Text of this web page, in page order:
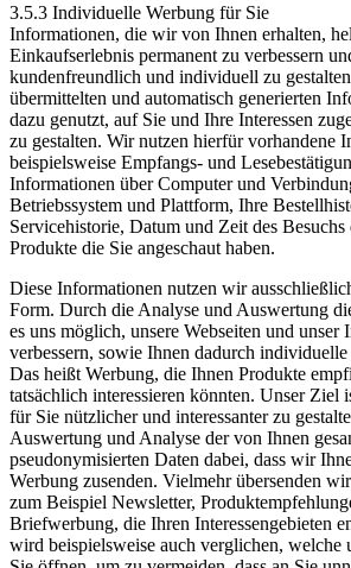
3.5.3 Individuelle Werbung für Sie
Informationen, die wir von Ihnen erhalten,
Einkaufserlebnis permanent zu verbessern
kundenfreundlich und individuell zu
übermittelten und automatisch generierten
dazu genutzt, auf Sie und Ihre Interessen
zu gestalten. Wir nutzen hierfür vorhandene
beispielsweise Empfangs- und
Informationen über Computer und
Betriebssystem und Plattform, Ihre
Servicehistorie, Datum und Zeit des Besuchs
Produkte die Sie angeschaut haben.
Diese Informationen nutzen wir
Form. Durch die Analyse und Auswertung
es uns möglich, unsere Webseiten und unser
verbessern, sowie Ihnen dadurch
Das heißt Werbung, die Ihnen Produkte
tatsächlich interessieren könnten. Unser Ziel
für Sie nützlicher und interessanter zu
Auswertung und Analyse der von Ihnen
pseudonymisierten Daten dabei, dass wir
Werbung zusenden. Vielmehr übersenden
zum Beispiel Newsletter,
Briefwerbung, die Ihren Interessengebieten
wird beispielsweise auch verglichen, welche